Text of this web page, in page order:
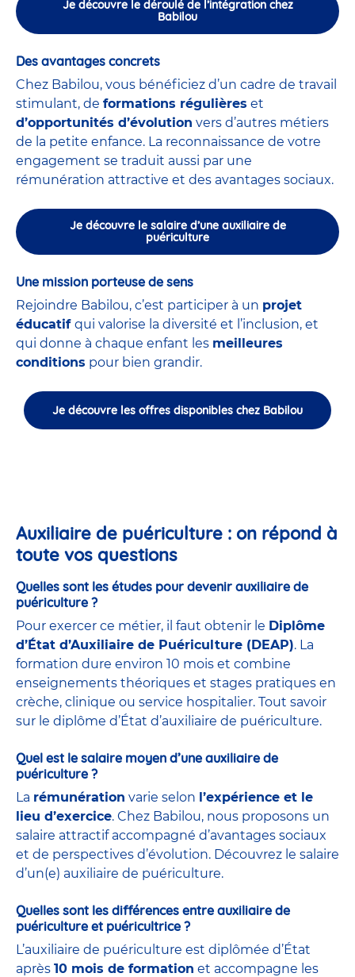
Je découvre le déroulé de l’intégration chez
Babilou
Des avantages concrets
Chez Babilou, vous bénéficiez d’un cadre de travail
stimulant, de formations régulières et
d’opportunités d’évolution vers d’autres métiers
de la petite enfance. La reconnaissance de votre
engagement se traduit aussi par une
rémunération attractive et des avantages sociaux.
Je découvre le salaire d’une auxiliaire de
puériculture
Une mission porteuse de sens
Rejoindre Babilou, c’est participer à un projet
éducatif qui valorise la diversité et l’inclusion, et
qui donne à chaque enfant les meilleures
conditions pour bien grandir.
Je découvre les offres disponibles chez Babilou
Auxiliaire de puériculture : on répond à
toute vos questions
Quelles sont les études pour devenir auxiliaire de
puériculture ?
Pour exercer ce métier, il faut obtenir le Diplôme
d’État d’Auxiliaire de Puériculture (DEAP). La
formation dure environ 10 mois et combine
enseignements théoriques et stages pratiques en
crèche, clinique ou service hospitalier. Tout savoir
sur le diplôme d’État d’auxiliaire de puériculture.
Quel est le salaire moyen d’une auxiliaire de
puériculture ?
La rémunération varie selon l’expérience et le
lieu d’exercice. Chez Babilou, nous proposons un
salaire attractif accompagné d’avantages sociaux
et de perspectives d’évolution. Découvrez le salaire
d’un(e) auxiliaire de puériculture.
Quelles sont les différences entre auxiliaire de
puériculture et puéricultrice ?
L’auxiliaire de puériculture est diplômée d’État
après 10 mois de formation et accompagne les